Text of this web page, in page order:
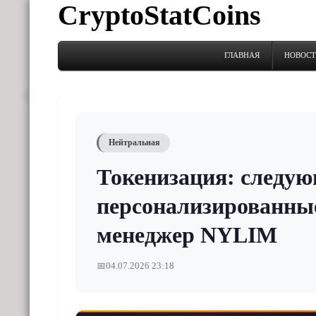
CryptoStatCoins
ГЛАВНАЯ
Нейтральная
Токенизация:
менеджер NYLIM
📅04.07.2026 23:18